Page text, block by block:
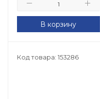
В корзину
Код товара: 153286